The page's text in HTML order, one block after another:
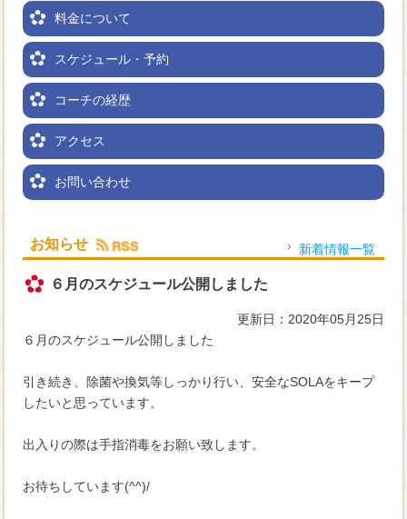
料金について
スケジュール・予約
コーチの経歴
アクセス
お問い合わせ
お知らせ 新着情報一覧
６月のスケジュール公開しました
更新日：2020年05月25日
６月のスケジュール公開しました
引き続き、除菌や換気等しっかり行い、安全なSOLAをキープ
したいと思っています。
出入りの際は手指消毒をお願い致します。
お待ちしています(^^)/